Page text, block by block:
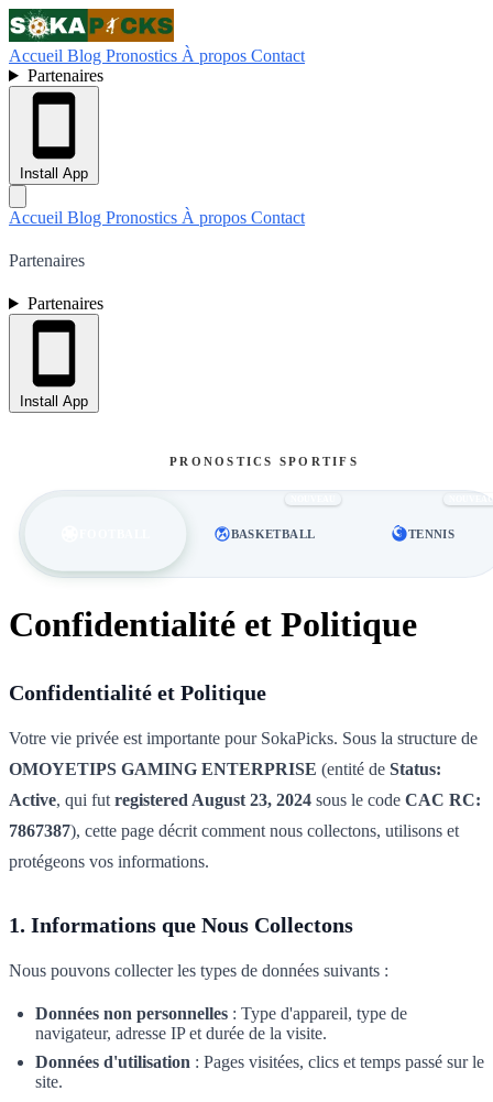
Accueil Blog Pronostics À propos Contact
Partenaires
Install App
Accueil Blog Pronostics À propos Contact
Partenaires
Partenaires
Install App
PRONOSTICS SPORTIFS
BASKETBALL TENNIS
NOUVEAU
Confidentialité et Politique
Confidentialité et Politique
Votre vie privée est importante pour SokaPicks. Sous la structure de
OMOYETIPS GAMING ENTERPRISE (entité de Status:
Active, qui fut registered August 23, 2024 sous le code CAC RC:
7867387), cette page décrit comment nous collectons, utilisons et
protégeons vos informations.
1. Informations que Nous Collectons
Nous pouvons collecter les types de données suivants :
Données non personnelles : Type d'appareil, type de
navigateur, adresse IP et durée de la visite.
Données d'utilisation : Pages visitées, clics et temps passé sur le
site.